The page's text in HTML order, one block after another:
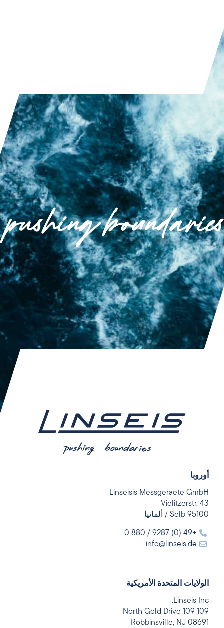
قراءة المقال
أوروبا
Linseisis Messgeraete GmbH
Vielitzerstr. 43
95100 Selb / ألمانيا
+49 (0) 9287 / 880 0
info@linseis.de
الولايات المتحدة الأمريكية
Linseis Inc.
109 109 North Gold Drive
Robbinsville, NJ 08691